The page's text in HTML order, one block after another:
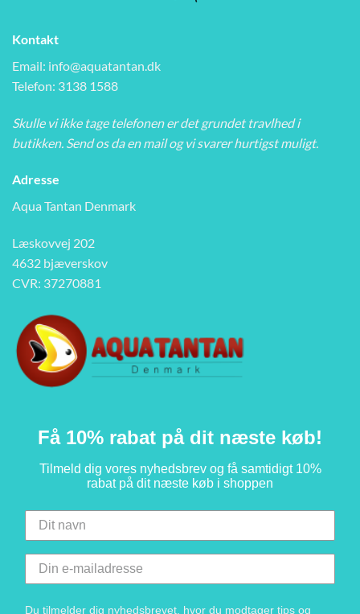
Kontakt
Email: info@aquatantan.dk
Telefon: 3138 1588
Skulle vi ikke tage telefonen er det grundet travlhed i
butikken. Send os da en mail og vi svarer hurtigst muligt.
Adresse
Aqua Tantan Denmark
Læskovvej 202
4632 bjæverskov
CVR: 37270881
Få 10% rabat på dit næste køb!
Tilmeld dig vores nyhedsbrev og få samtidigt 10%
rabat på dit næste køb i shoppen
Du tilmelder dig nyhedsbrevet, hvor du modtager tips og